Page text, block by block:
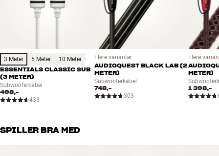
Phoenix/Euroblock-stikk til høyttalerkabler følger med
Trådløs adapter fås som ekstratilbehør
3 Meter 5 Meter 10 Meter
ESSENTIALS CLASSIC SUB
(3 METER)
Subwooferkabel
498,-
433
Flere varianter
AUDIOQUEST BLACK LAB (2
METER)
Subwooferkabel
748,-
303
Flere
METER)
1 398,-
SPILLER BRA MED